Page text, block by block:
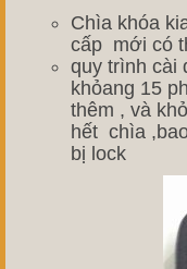
Chìa khóa
cấp mới có
quy trình cài
khỏang 15
thêm , và
hết chìa
bị lock